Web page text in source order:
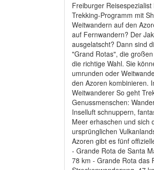
Freiburger
Trekking-Programm mit
Weitwandern auf den
auf Fernwandern? Der
ausgelatscht? Dann sind
"Grand Rotas", die
die richtige Wahl. Sie
umrunden oder
den Azoren kombinieren.
Weitwanderer So geht
Genussmenschen:
Inselluft schnuppern,
Meer erhaschen und sich
ursprünglichen
Azoren gibt es fünf
- Grande Rota de Santa
78 km - Grande Rota das